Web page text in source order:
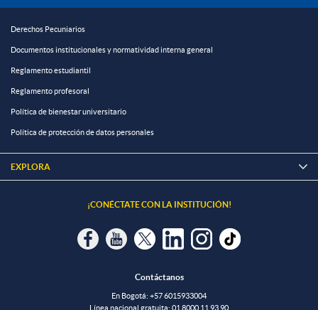
Derechos Pecuniarios
Documentos institucionales y normatividad interna general
Reglamento estudiantil
Reglamento profesoral
Política de bienestar universitario
Política de protección de datos personales
EXPLORA 
¡CONÉCTATE CON LA INSTITUCIÓN!
Contáctanos
En Bogotá: +57 6015933004
Línea nacional gratuita: 01 8000 11 93 90